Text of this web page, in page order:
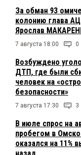
За обман 93
колонию глава
Ярослав
7 августа 18:00 0
Возбуждено
ДТП, где были
человек на
безопасности»
7 августа 17:30 3
В июле спрос на
пробегом в
оказался на 11%